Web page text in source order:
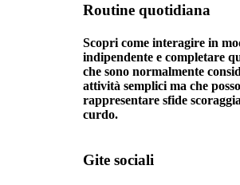
Routine quotidiana
Scopri come interagire in
indipendente e completare
che sono normalmente
attività semplici ma che
rappresentare sfide
curdo.
Gite sociali